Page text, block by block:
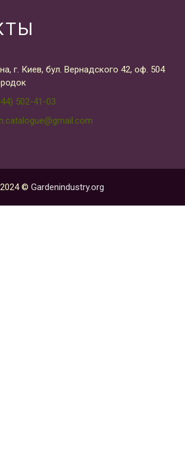
г. Киев, бул. Вернадского 42, оф. 504
502-41-03
2024 © Gardenindustry.org